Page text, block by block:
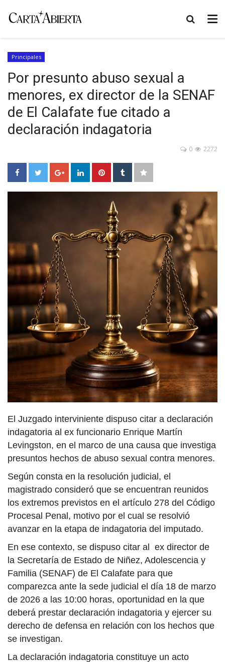
Principales
Por presunto abuso sexual a
menores, ex director de la SENAF
de El Calafate fue citado a
declaración indagatoria
2272
0
El Juzgado interviniente dispuso citar a declaración
indagatoria al ex funcionario Enrique Martín
Levingston, en el marco de una causa que investiga
presuntos hechos de abuso sexual contra menores.
Según consta en la resolución judicial, el
magistrado consideró que se encuentran reunidos
los extremos previstos en el artículo 278 del Código
Procesal Penal, motivo por el cual se resolvió
avanzar en la etapa de indagatoria del imputado.
En ese contexto, se dispuso citar al ex director de
la Secretaría de Estado de Niñez, Adolescencia y
Familia (SENAF) de El Calafate para que
comparezca ante la sede judicial el día 18 de marzo
de 2026 a las 10:00 horas, oportunidad en la que
deberá prestar declaración indagatoria y ejercer su
derecho de defensa en relación con los hechos que
se investigan.
La declaración indagatoria constituye un acto